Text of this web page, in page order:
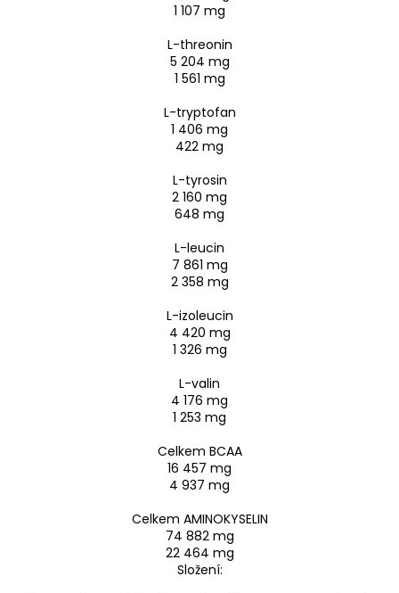
1 107 mg
L-threonin
5 204 mg
1 561 mg
L-tryptofan
1 406 mg
422 mg
L-tyrosin
2 160 mg
648 mg
L-leucin
7 861 mg
2 358 mg
L-izoleucin
4 420 mg
1 326 mg
L-valin
4 176 mg
1 253 mg
Celkem BCAA
16 457 mg
4 937 mg
Celkem AMINOKYSELIN
74 882 mg
22 464 mg
Složení: